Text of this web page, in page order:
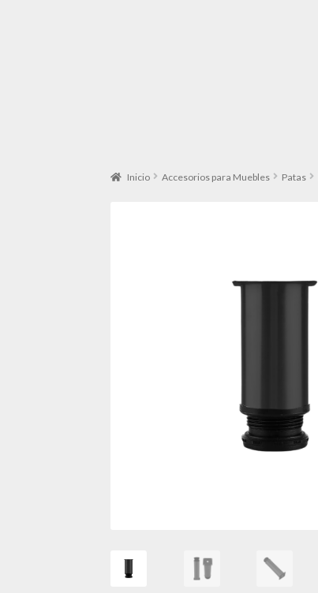
Inicio Accesorios para Muebles Patas